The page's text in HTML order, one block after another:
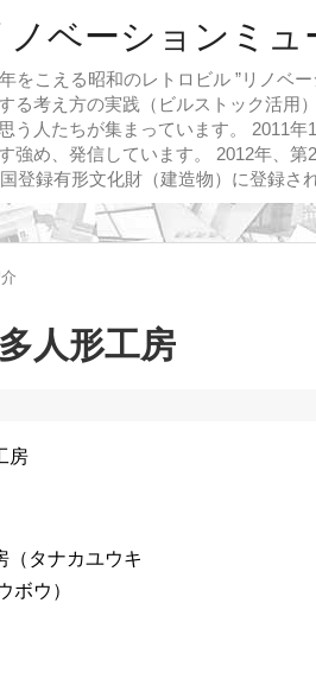
をこえる昭和のレトロビル ”リノベ
る考え方の実践（ビルストック活用
う人たちが集まっています。 2011
強め、発信しています。 2012年、
登録有形文化財（建造物）に登録さ
人形工房
（タナカユウキ
ボウ）